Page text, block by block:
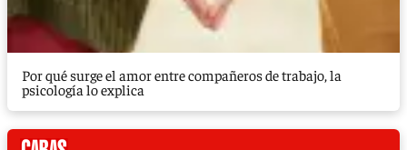
Por qué surge el amor entre compañeros de trabajo, la
psicología lo explica